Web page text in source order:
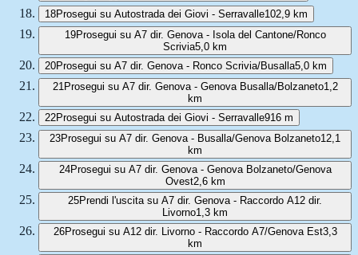
18Prosegui su Autostrada dei Giovi - Serravalle102,9 km
19Prosegui su A7 dir. Genova - Isola del Cantone/Ronco
Scrivia5,0 km
20Prosegui su A7 dir. Genova - Ronco Scrivia/Busalla5,0 km
21 Prosegui su A7 dir. Genova - Genova Busalla/Bolzaneto1,2
km
22Prosegui su Autostrada dei Giovi - Serravalle916 m
23Prosegui su A7 dir. Genova - Busalla/Genova Bolzaneto12,1
km
24Prosegui su A7 dir. Genova - Genova Bolzaneto/Genova
Ovest2,6 km
25Prendi l'uscita su A7 dir. Genova - Raccordo A12 dir.
Livorno1,3 km
26Prosegui su A12 dir. Livorno - Raccordo A7/Genova Est3,3
km